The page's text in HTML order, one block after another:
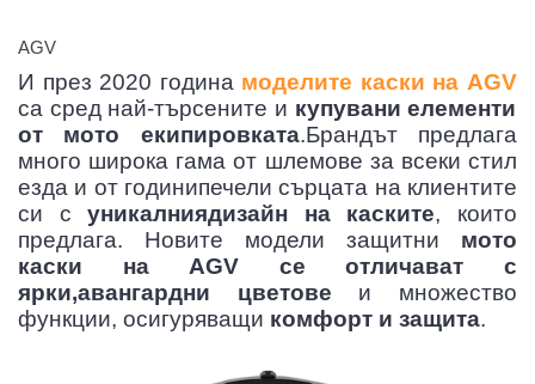
НА МОТОР
AGV
И през 2020 година моделите каски на AGV
са сред най-търсените и купувани елементи
от мото екипировката.Брандът предлага
много широка гама от шлемове за всеки стил
езда и от годинипечели сърцата на клиентите
си суникалниядизайн на каските, които
предлага. Новите модели защитни мото
каски на AGV се отличават с
ярки,авангардни цветове и множество
функции, осигуряващи комфорт и защита.